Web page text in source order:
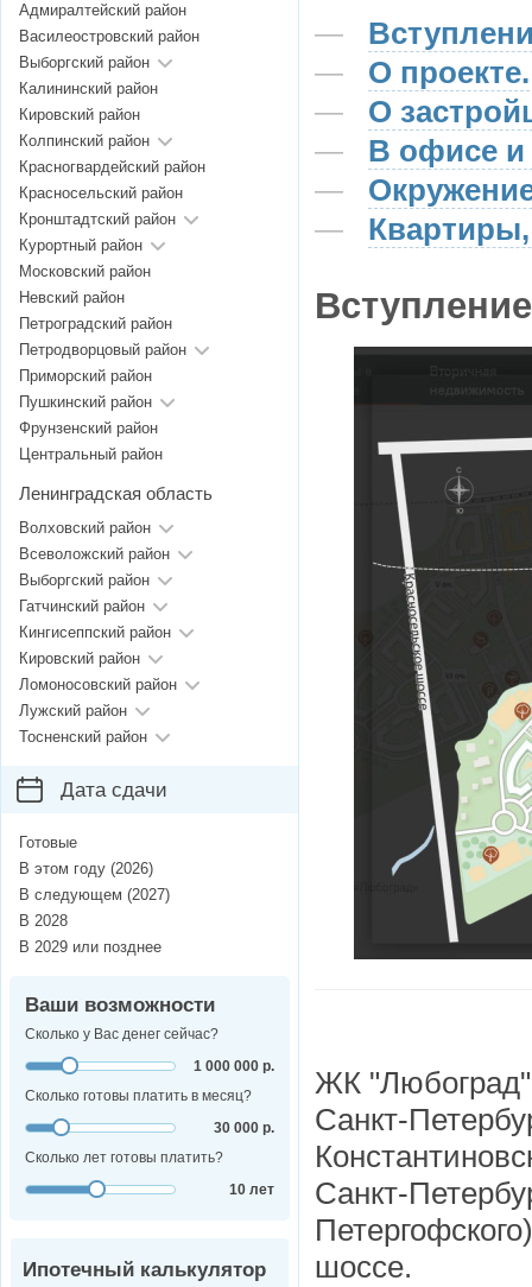
О проекте.
О
В офисе и
Вступление
ЖК "Любоград"
Санкт-
Санкт-
шоссе.
Адмиралтейский район
Василеостровский район
Выборгский район
Калининский район
Кировский район
Колпинский район
Красногвардейский район
Красносельский район
Кронштадтский район
Курортный район
Московский район
Невский район
Петроградский район
Петродворцовый район
Приморский район
Пушкинский район
Фрунзенский район
Центральный район
Ленинградская область
Волховский район
Всеволожский район
Выборгский район
Гатчинский район
Кингисеппский район
Кировский район
Ломоносовский район
Лужский район
Тосненский район
Дата сдачи
Готовые
В этом году (2026)
В следующем (2027)
В 2028
В 2029 или позднее
Ваши возможности
Сколько у Вас денег сейчас?
1 000 000 р.
Сколько готовы платить в месяц?
30 000 р.
Сколько лет готовы платить?
10 лет
Ипотечный калькулятор